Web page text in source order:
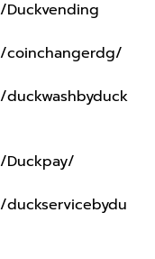
coinchangerdg/
Duckpay/